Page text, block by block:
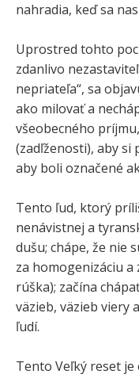
nahradia, keď sa
Uprostred tohto
zdanlivo
nepriateľa“, sa
ako milovať a
všeobecného
(zadľženosti), aby si
aby boli označené
Tento ľud, ktorý
nenávistnej a
dušu; chápe, že nie
za homogenizáciu
rúška); začína
väzieb, väzieb viery
ľudí.
Tento Veľký reset